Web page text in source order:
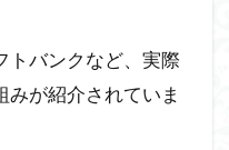
トバンクなど、実際
が紹介されていま